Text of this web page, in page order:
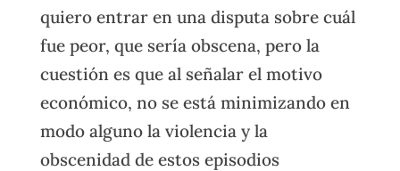
quiero entrar en una disputa sobre cuál
fue peor, que sería obscena, pero la
cuestión es que al señalar el motivo
económico, no se está minimizando en
modo alguno la violencia y la
obscenidad de estos episodios